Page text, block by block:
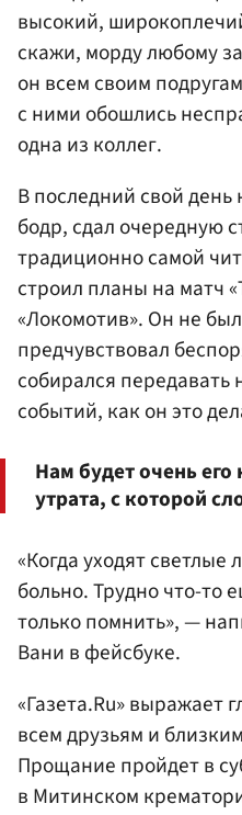
высокий,
скажи, морду любому
он всем своим
с ними обошлись
одна из коллег.
В последний свой
бодр, сдал очередную
традиционно самой
строил планы на матч
«Локомотив». Он не
предчувствовал
собирался передавать
событий, как он это
Нам будет очень его
утрата, с которой
«Когда уходят светлые
больно. Трудно что-то
только помнить», —
Вани в фейсбуке.
«Газета.Ru» выражает
всем друзьям и
Прощание пройдет в
в Митинском